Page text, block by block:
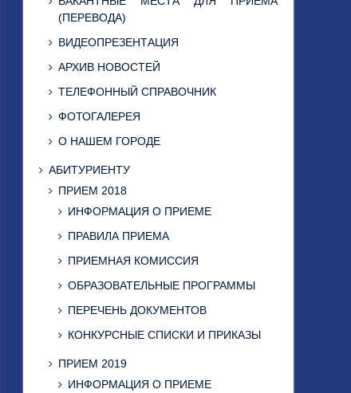
(ПЕРЕВОДА)
ВИДЕОПРЕЗЕНТАЦИЯ
АРХИВ НОВОСТЕЙ
ТЕЛЕФОННЫЙ СПРАВОЧНИК
ФОТОГАЛЕРЕЯ
О НАШЕМ ГОРОДЕ
АБИТУРИЕНТУ
ПРИЕМ 2018
ИНФОРМАЦИЯ О ПРИЕМЕ
ПРАВИЛА ПРИЕМА
ПРИЕМНАЯ КОМИССИЯ
ОБРАЗОВАТЕЛЬНЫЕ ПРОГРАММЫ
ПЕРЕЧЕНЬ ДОКУМЕНТОВ
КОНКУРСНЫЕ СПИСКИ И ПРИКАЗЫ
ПРИЕМ 2019
ИНФОРМАЦИЯ О ПРИЕМЕ